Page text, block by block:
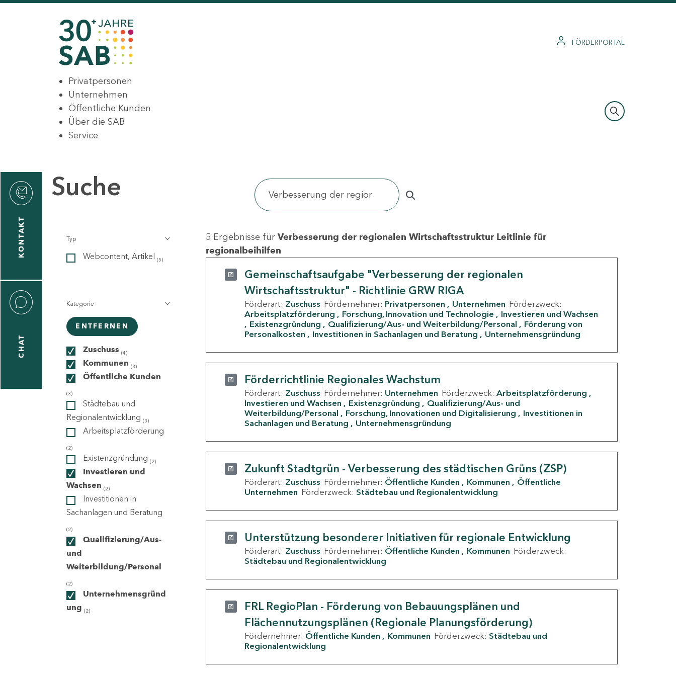
FÖRDERPORTAL
Privatpersonen
Unternehmen
Öffentliche Kunden
Über die SAB
Service
KONTAKT
CHAT
Suche
Typ
Webcontent, Artikel (5)
Kategorie
ENTFERNEN
Zuschuss (4)
Kommunen (3)
Öffentliche Kunden
(3)
Städtebau und
Regionalentwicklung (3)
Arbeitsplatzförderung
(2)
Existenzgründung (2)
Investieren und
Wachsen (2)
Investitionen in
Sachanlagen und Beratung
(2)
Qualifizierung/Aus-
und
Weiterbildung/Personal
(2)
Unternehmensgründ
ung (2)
5 Ergebnisse für Verbesserung der regionalen Wirtschaftsstruktur Leitlinie für
regionalbeihilfen
Gemeinschaftsaufgabe "Verbesserung der regionalen
Wirtschaftsstruktur" - Richtlinie GRW RIGA
Förderart: Zuschuss Fördernehmer: Privatpersonen Unternehmen Förderzweck:
Arbeitsplatzförderung
Forschung, Innovation und Technologie
Investieren und Wachsen
Existenzgründung
Qualifizierung/Aus- und Weiterbildung/Personal
Förderung von
Personalkosten
Investitionen in Sachanlagen und Beratung Unternehmensgründung
Förderrichtlinie Regionales Wachstum
Förderart: Zuschuss Fördernehmer: Unternehmen Förderzweck: Arbeitsplatzförderung
Investieren und Wachsen
Existenzgründung
Qualifizierung/Aus- und
Weiterbildung/Personal
Forschung, Innovationen und Digitalisierung
Investitionen in
Sachanlagen und Beratung
Unternehmensgründung
Zukunft Stadtgrün - Verbesserung des städtischen Grüns (ZSP)
Förderart: Zuschuss Fördernehmer: Öffentliche Kunden Kommunen
Öffentliche
Unternehmen Förderzweck: Städtebau und Regionalentwicklung
Unterstützung besonderer Initiativen für regionale Entwicklung
Förderart: Zuschuss Fördernehmer: Öffentliche Kunden Kommunen Förderzweck:
Städtebau und Regionalentwicklung
FRL RegioPlan - Förderung von Bebauungsplänen und
Flächennutzungsplänen (Regionale Planungsförderung)
Fördernehmer: Öffentliche Kunden Kommunen Förderzweck: Städtebau und
Regionalentwicklung